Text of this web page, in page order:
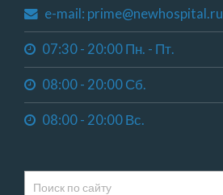
e-mail: prime@newhospital.ru
07:30 - 20:00 Пн. - Пт.
08:00 - 20:00 Сб.
08:00 - 20:00 Вс.